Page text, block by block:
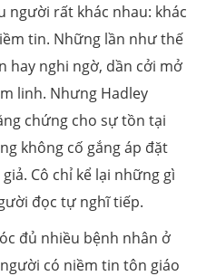
rất khác nhau: khác
tin. Những lần như thế
hay nghi ngờ, dần cởi mở
linh. Nhưng Hadley
chứng cho sự tồn tại
không cố gắng áp đặt
Cô chỉ kể lại những gì
đọc tự nghĩ tiếp.
đủ nhiều bệnh nhân ở
có niềm tin tôn giáo